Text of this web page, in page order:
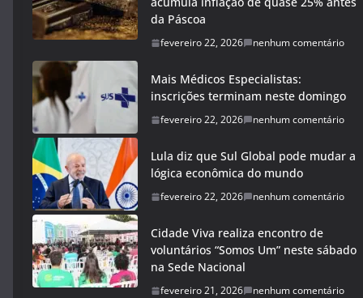
da Páscoa
fevereiro 22, 2026 nenhum comentário
Mais Médicos Especialistas:
inscrições terminam neste domingo
fevereiro 22, 2026 nenhum comentário
Lula diz que Sul Global pode mudar a
lógica econômica do mundo
fevereiro 22, 2026 nenhum comentário
Cidade Viva realiza encontro de
voluntários “Somos Um” neste sábado
na Sede Nacional
fevereiro 21, 2026 nenhum comentário